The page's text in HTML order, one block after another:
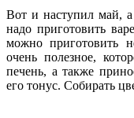
Вот и наступил май, а
надо приготовить
можно приготовить
очень полезное,
печень, а также
его тонус. Собирать